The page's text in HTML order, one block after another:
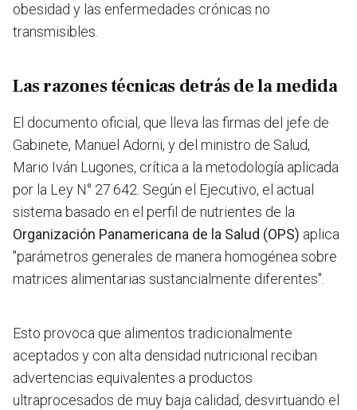
obesidad y las enfermedades crónicas no
transmisibles.
Las razones técnicas detrás de la medida
El documento oficial, que lleva las firmas del jefe de
Gabinete, Manuel Adorni, y del ministro de Salud,
Mario Iván Lugones, crítica a la metodología aplicada
por la Ley N° 27.642. Según el Ejecutivo, el actual
sistema basado en el perfil de nutrientes de la
Organización Panamericana de la Salud (OPS) aplica
"parámetros generales de manera homogénea sobre
matrices alimentarias sustancialmente diferentes".
Esto provoca que alimentos tradicionalmente
aceptados y con alta densidad nutricional reciban
advertencias equivalentes a productos
ultraprocesados de muy baja calidad, desvirtuando el